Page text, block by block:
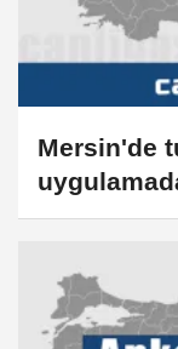
Mersin'de
lira ceza